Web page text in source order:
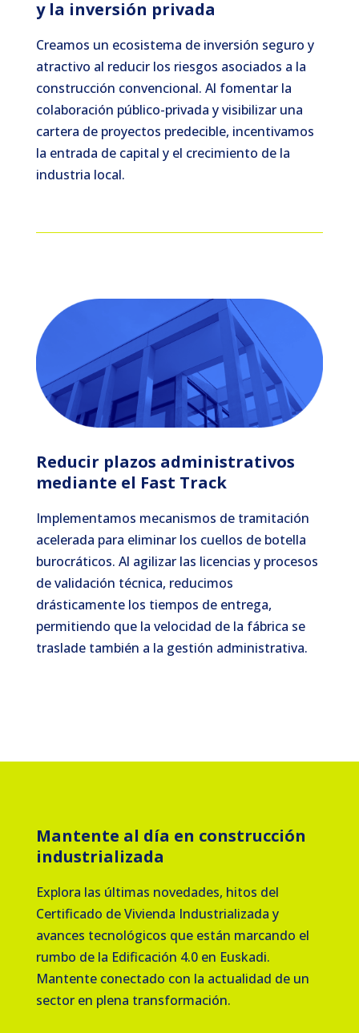
y la inversión privada
Creamos un ecosistema de inversión seguro y
atractivo al reducir los riesgos asociados a la
construcción convencional. Al fomentar la
colaboración público-privada y visibilizar una
cartera de proyectos predecible, incentivamos
la entrada de capital y el crecimiento de la
industria local.
Reducir plazos administrativos
mediante el Fast Track
Implementamos mecanismos de tramitación
acelerada para eliminar los cuellos de botella
burocráticos. Al agilizar las licencias y procesos
de validación técnica, reducimos
drásticamente los tiempos de entrega,
permitiendo que la velocidad de la fábrica se
traslade también a la gestión administrativa.
Mantente al día en construcción
industrializada
Explora las últimas novedades, hitos del
Certificado de Vivienda Industrializada y
avances tecnológicos que están marcando el
rumbo de la Edificación 4.0 en Euskadi.
Mantente conectado con la actualidad de un
sector en plena transformación.